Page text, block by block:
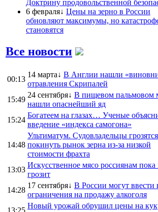
Доктрину продовольственной
6 февраля↓ Цены на зерно в России
обновляют максимумы, но
становятся
Все новости
00:13
14 марта↓ В Англии нашли
отравления Скрипалей
15:49
24 сентября↓ В пищевом пальмовом
нашли опаснейший яд
15:24
Богатеем на глазах… Ученые
введение «индекса самогона»
14:48
Ультиматум. Судовладельцы грозятся
покинуть рынок зерна из-за низкой
стоимости фрахта
13:03
Искусственное мясо россиянам пока
грозит
14:28
17 сентября↓ В России могут ввести
ограничения на продажу алкоголя
13:25
Новый урожай обрушил цены на